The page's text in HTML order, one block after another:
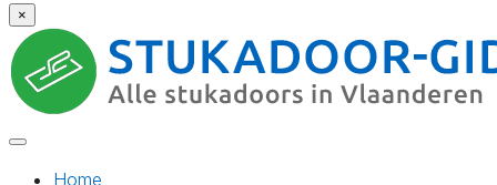
×
Home